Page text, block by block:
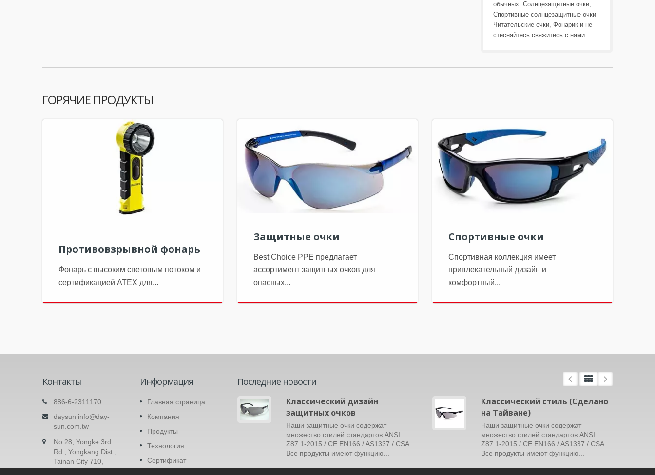
обычных, Солнцезащитные очки,
Спортивные солнцезащитные очки,
Читательские очки, Фонарик и не
стесняйтесь свяжитесь с нами.
ГОРЯЧИЕ ПРОДУКТЫ
Противовзрывной фонарь
Фонарь с высоким световым потоком и
сертификацией ATEX для...
Защитные очки
Best Choice PPE предлагает
ассортимент защитных очков для
опасных...
Спортивные очки
Спортивная коллекция имеет
привлекательный дизайн и
комфортный...
Контакты
886-6-2311170
daysun.info@day-
sun.com.tw
No.28, Yongke 3rd
Rd., Yongkang Dist.,
Tainan City 710,
Информация
Главная страница
Компания
Продукты
Технология
Сертификат
Последние новости
Защитные очки
Этот товар имеет сменную конструкцию
базовой функцией антицарапин...
Читать Далее
Классический дизайн
защитных очков
Наши защитные очки содержат
множество стилей стандартов ANSI
Z87.1-2015 / CE EN166 / AS1337 / CSA.
Все продукты имеют функцию...
Классический стиль (Сделано
на Тайване)
Наши защитные очки содержат
множество стилей стандартов ANSI
Z87.1-2015 / CE EN166 / AS1337 / CSA.
Все продукты имеют функцию...